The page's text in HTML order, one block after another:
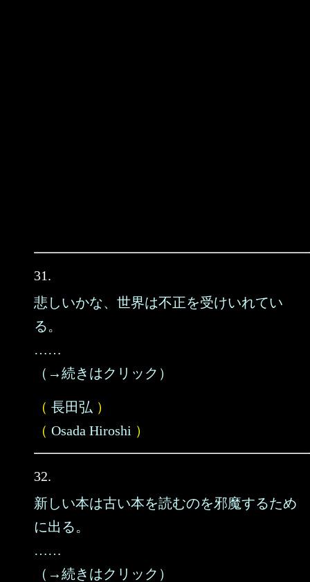
31.
悲しいかな、世界は不正を受けいれてい
る。
……
（→続きはクリック）
（ 長田弘 ）
（ Osada Hiroshi ）
32.
新しい本は古い本を読むのを邪魔するため
に出る。
……
（→続きはクリック）